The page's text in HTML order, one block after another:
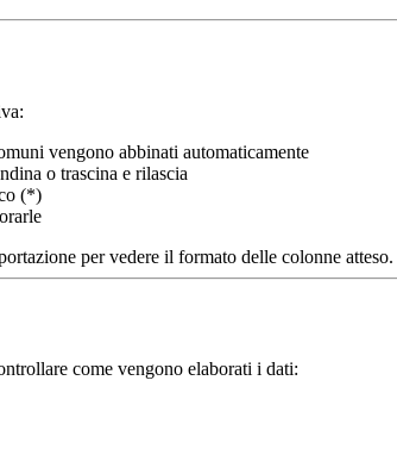
vengono abbinati automaticamente
o trascina e rilascia
(*)
per vedere il formato delle colonne atteso.
come vengono elaborati i dati: